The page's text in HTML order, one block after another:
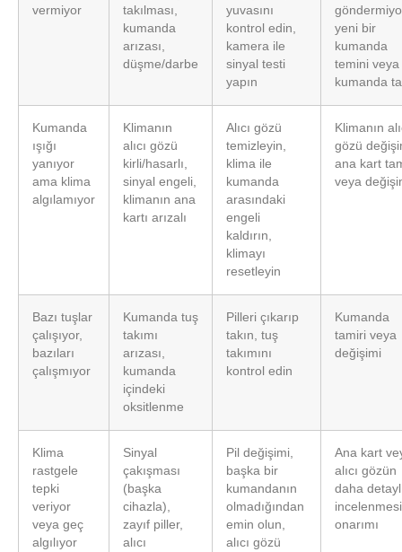
vermiyor
takılması,
kumanda
arızası,
düşme/darbe
yuvasını
kontrol edin,
kamera ile
sinyal testi
yapın
yeni bir
kumanda
temini veya
kumanda
Kumanda
ışığı
yanıyor
ama klima
algılamıyor
Klimanın
alıcı gözü
kirli/hasarlı,
sinyal engeli,
klimanın ana
kartı arızalı
Alıcı gözü
temizleyin,
klima ile
kumanda
arasındaki
engeli
kaldırın,
klimayı
resetleyin
Klimanın
gözü
ana kart
veya
Bazı tuşlar
çalışıyor,
bazıları
çalışmıyor
Kumanda tuş
takımı
arızası,
kumanda
içindeki
oksitlenme
Pilleri çıkarıp
takın, tuş
takımını
kontrol edin
Kumanda
tamiri veya
değişimi
Klima
rastgele
tepki
veriyor
veya geç
algılıyor
Sinyal
çakışması
(başka
cihazla),
zayıf piller,
alıcı
Pil değişimi,
başka bir
kumandanın
olmadığından
emin olun,
alıcı gözü
Ana kart
alıcı gözün
daha
onarımı